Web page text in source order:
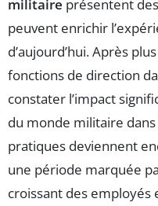
militaire présentent
peuvent enrichir
d’aujourd’hui. Après
fonctions de direction
constater l’impact
du monde militaire
pratiques deviennent
une période marquée
croissant des employés